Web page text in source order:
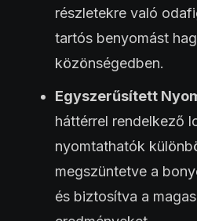
részletekre való
tartós benyomást
közönségedben.
Egyszerűsített
háttérrel rendelkező
nyomtathatók
megszüntetve a
és biztosítva a